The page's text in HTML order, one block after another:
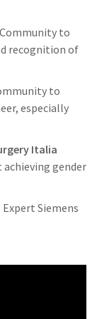
Community to
recognition of
to
especially
Italia
gender
Siemens